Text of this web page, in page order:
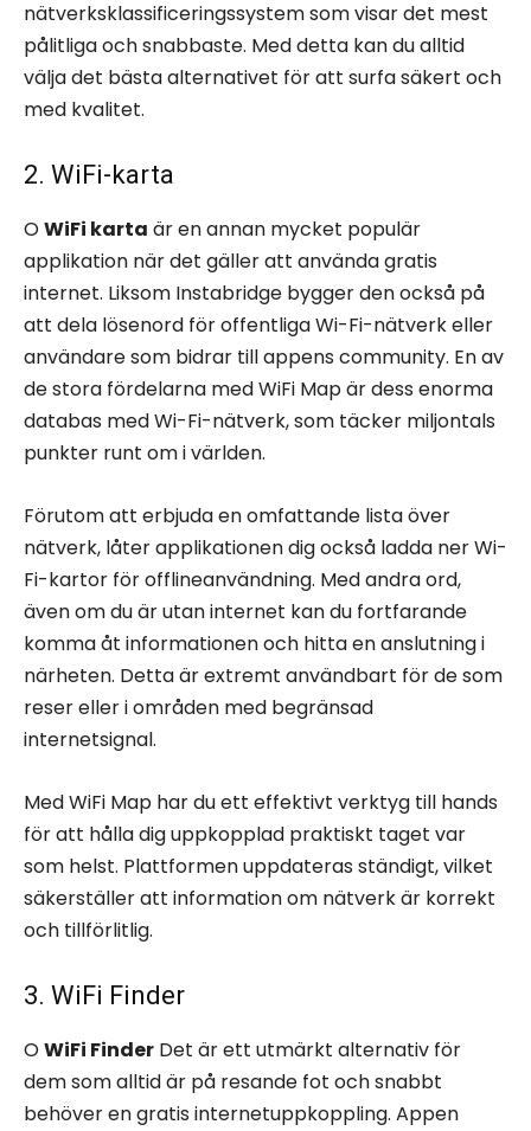
nätverksklassificeringssystem som visar det mest
pålitliga och snabbaste. Med detta kan du alltid
välja det bästa alternativet för att surfa säkert och
med kvalitet.
2. WiFi-karta
OWiFi karta är en annan mycket populär
applikation när det gäller att använda gratis
internet. Liksom Instabridge bygger den också på
att dela lösenord för offentliga Wi-Fi-nätverk eller
användare som bidrar till appens community. En av
de stora fördelarna med WiFi Map är dess enorma
databas med Wi-Fi-nätverk, som täcker miljontals
punkter runt om i världen.
Förutom att erbjuda en omfattande lista över
nätverk, låter applikationen dig också ladda ner Wi-
Fi-kartor för offlineanvändning. Med andra ord,
även om du är utan internet kan du fortfarande
komma åt informationen och hitta en anslutning i
närheten. Detta är extremt användbart för de som
reser eller i områden med begränsad
internetsignal.
Med WiFi Map har du ett effektivt verktyg till hands
för att hålla dig uppkopplad praktiskt taget var
som helst. Plattformen uppdateras ständigt, vilket
säkerställer att information om nätverk är korrekt
och tillförlitlig.
3. WiFi Finder
OWiFi Finder Det är ett utmärkt alternativ för
dem som alltid är på resande fot och snabbt
behöver en gratis internetuppkoppling. Appen